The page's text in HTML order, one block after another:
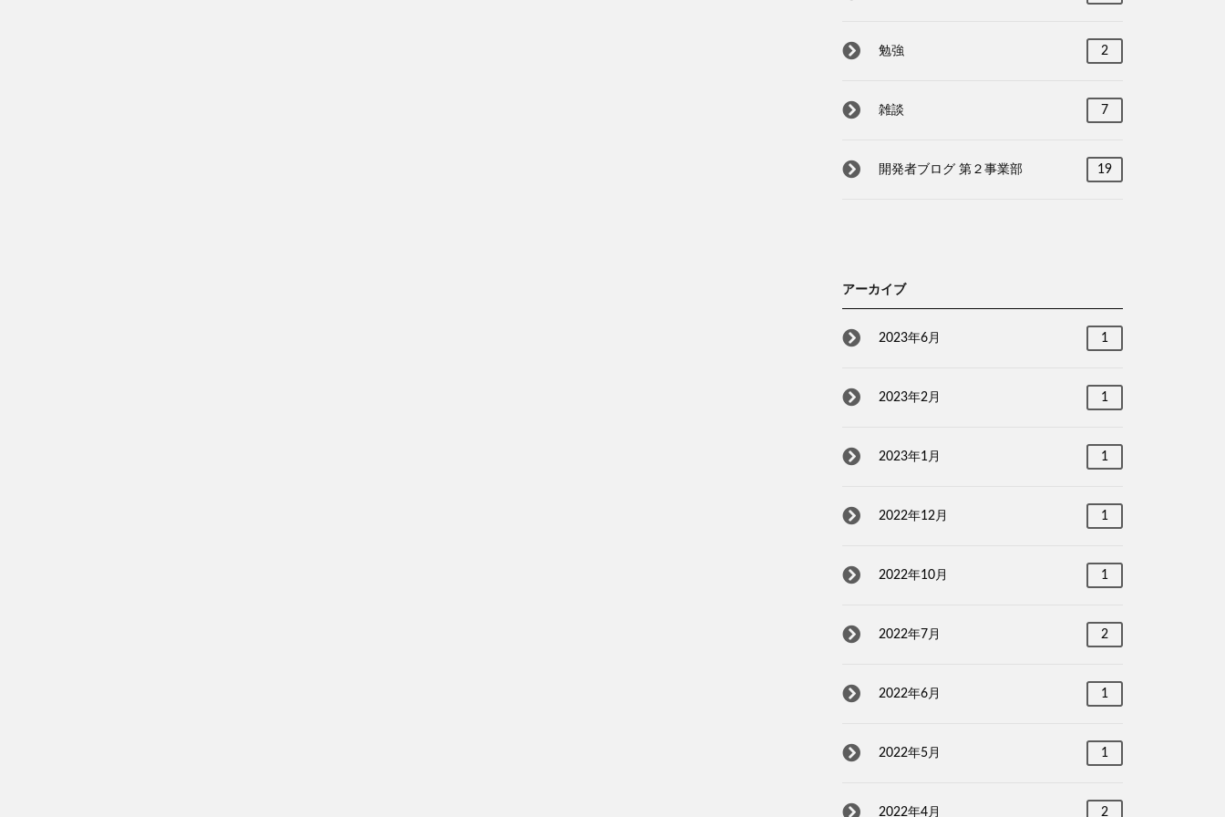
勉強 2
雑談 7
開発者ブログ 第２事業部 19
アーカイブ
2023年6月 1
2023年2月 1
2023年1月 1
2022年12月 1
2022年10月 1
2022年7月 2
2022年6月 1
2022年5月 1
2022年4月 2